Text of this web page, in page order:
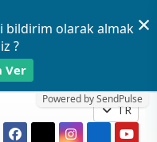
bildirim olarak almak
?
Ver
Powered by SendPulse
×
TR